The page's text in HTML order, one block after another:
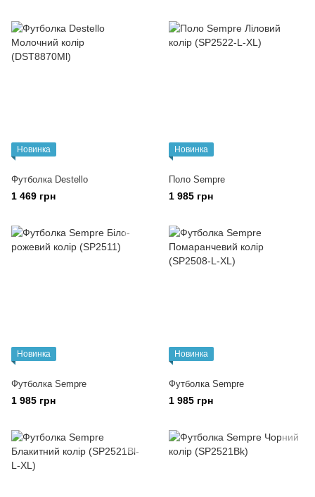
Новинка
Футболка Destello
1 469 грн
Новинка
Поло Sempre
1 985 грн
Новинка
Футболка Sempre
1 985 грн
Новинка
Футболка Sempre
1 985 грн